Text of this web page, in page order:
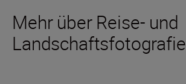
Mehr über Reise- und
Landschaftsfotografie